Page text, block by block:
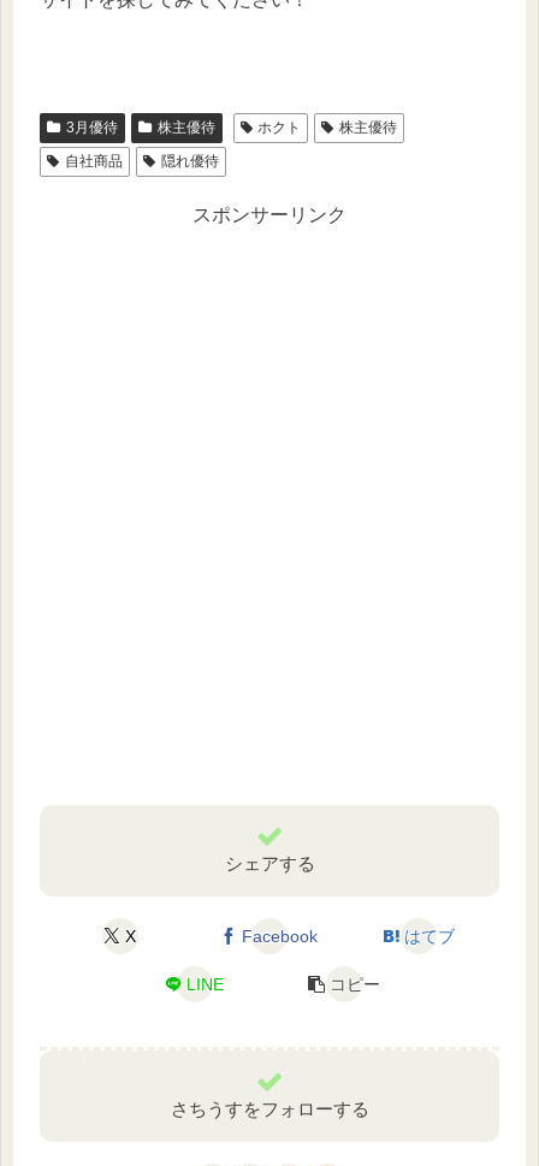
3月優待 株主優待 ホクト
株主優待
自社商品
隠れ優待
スポンサーリンク
シェアする
X Facebook はてブ
LINE コピー
さちうすをフォローする